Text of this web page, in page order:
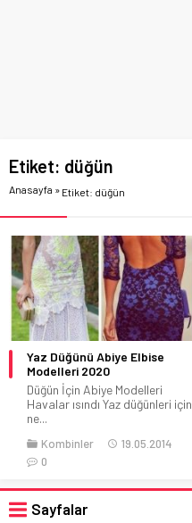
Etiket: düğün
Anasayfa » Etiket: düğün
Yaz Düğünü Abiye Elbise
Modelleri 2020
Düğün İçin Abiye Modelleri
Havalar ısındı Yaz düğünleri için
ne...
Kombinler
19.05.2014
0
Sayfalar